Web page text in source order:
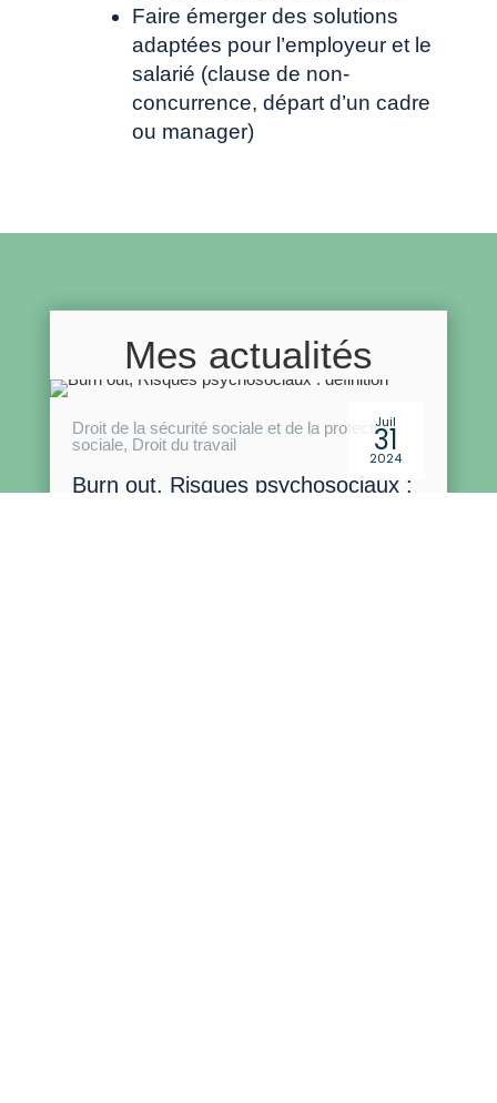
Faire émerger des solutions
adaptées pour l’employeur et le
salarié (clause de non-
concurrence, départ d’un cadre
ou manager)
Mes actualités
Juil
31
2024
Droit de la sécurité sociale et de la protection
sociale, Droit du travail
Burn out, Risques psychosociaux :
11, Rue Servandoni
33 000 BORDEAUX
TÉLÉPHONE
07 44 85 30 35
Cliquez pour nous envoyer un mail
Réalisation parCloverconseil.fr– Copyright © 2025 |
Mentions légales|Politique de confidentialité